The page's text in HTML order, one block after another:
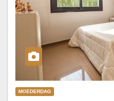
MOEDERDAG